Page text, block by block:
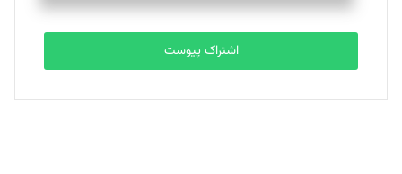
تحریریه
بابک نقاش
تحریریه
اشتراک پیوست